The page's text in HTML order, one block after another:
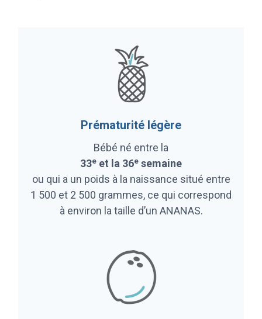
Prématurité légère
Bébé né entre la
33e et la 36e semaine
ou qui a un poids à la naissance situé entre
1 500 et 2 500 grammes, ce qui correspond
à environ la taille d’un ANANAS.